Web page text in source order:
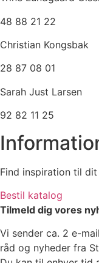
48 88 21 22
Christian Kongsbak
28 87 08 01
Sarah Just Larsen
92 82 11 25
Find inspiration til
Bestil katalog
Tilmeld dig vores
Vi sender ca. 2 e-
råd og nyheder fra